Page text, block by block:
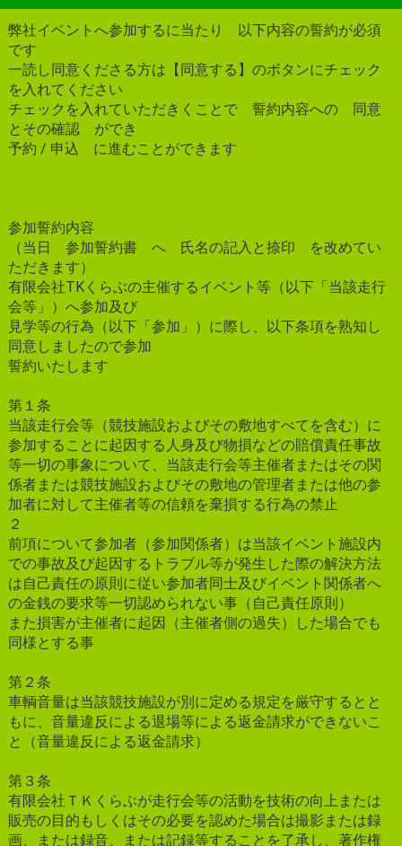
弊社イベントへ参加するに当たり 以下内容の誓約が必須
です
一読し同意くださる方は【同意する】のボタンにチェック
を入れてください
チェックを入れていただきくことで 誓約内容への 同意
とその確認 ができ
予約 / 申込 に進むことができます
参加誓約内容
（当日 参加誓約書 へ 氏名の記入と捺印 を改めてい
ただきます）
有限会社TKくらぶの主催するイベント等（以下「当該走行
会等」）へ参加及び
見学等の行為（以下「参加」）に際し、以下条項を熟知し
同意しましたので参加
誓約いたします
第１条
当該走行会等（競技施設およびその敷地すべてを含む）に
参加することに起因する人身及び物損などの賠償責任事故
等一切の事象について、当該走行会等主催者またはその関
係者または競技施設およびその敷地の管理者または他の参
加者に対して主催者等の信頼を棄損する行為の禁止
２
前項について参加者（参加関係者）は当該イベント施設内
での事故及び起因するトラブル等が発生した際の解決方法
は自己責任の原則に従い参加者同士及びイベント関係者へ
の金銭の要求等一切認められない事（自己責任原則）
また損害が主催者に起因（主催者側の過失）した場合でも
同様とする事
第２条
車輌音量は当該競技施設が別に定める規定を厳守するとと
もに、音量違反による退場等による返金請求ができないこ
と（音量違反による返金請求）
第３条
有限会社ＴＫくらぶが走行会等の活動を技術の向上または
販売の目的もしくはその必要を認めた場合は撮影または録
画、または録音、または記録等することを了承し、著作権